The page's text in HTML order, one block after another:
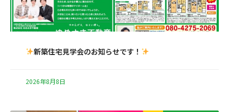
新築住宅見学会のお知らせです！
2026年8月8日